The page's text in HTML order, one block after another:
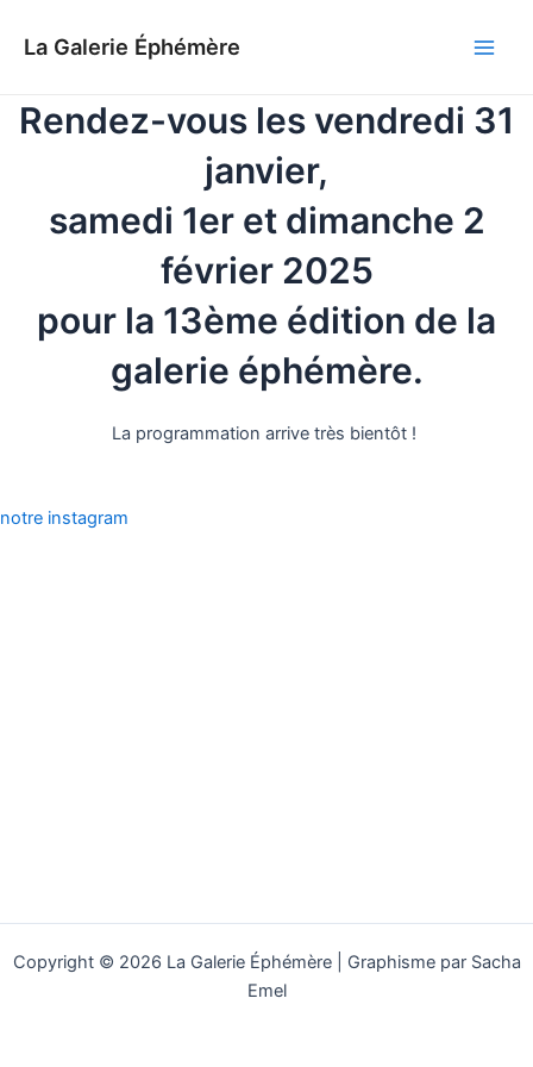
La Galerie Éphémère
Rendez-vous les vendredi 31
janvier,
samedi 1er et dimanche 2
février 2025
pour la 13ème édition de la
galerie éphémère.
La programmation arrive très bientôt !
notre instagram
Copyright © 2026 La Galerie Éphémère | Graphisme par Sacha
Emel